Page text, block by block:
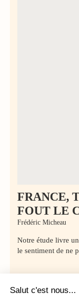
FRANCE,
FOUT LE
Frédéric Micheau
Notre étude livre
le sentiment de ne